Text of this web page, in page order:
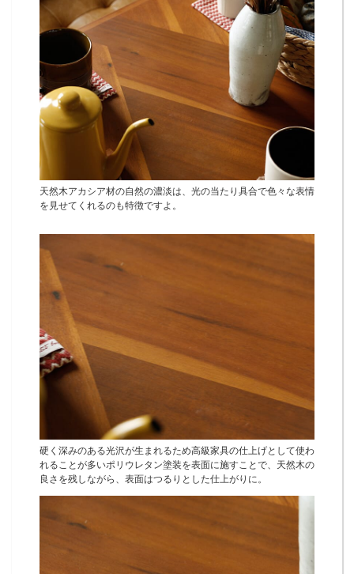
天然木アカシア材の自然の濃淡は、光の当たり具合で色々な表情
を見せてくれるのも特徴ですよ。
硬く深みのある光沢が生まれるため高級家具の仕上げとして使わ
れることが多いポリウレタン塗装を表面に施すことで、天然木の
良さを残しながら、表面はつるりとした仕上がりに。